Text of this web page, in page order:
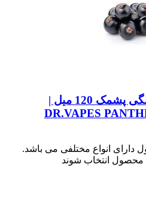
جویس دکتر ویپز انگور فرنگی پشمک 120 میل |
DR.VAPES
دارای انواع مختلفی می باشد.
انتخاب شوند